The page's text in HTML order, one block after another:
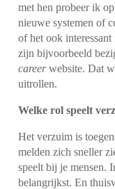
met hen probeer ik
nieuwe systemen of
of het ook
zijn bijvoorbeeld
careerwebsite. Dat
uitrollen.
Welke rol speelt
Het verzuim is
melden zich sneller
speelt bij je mensen.
belangrijkst. En